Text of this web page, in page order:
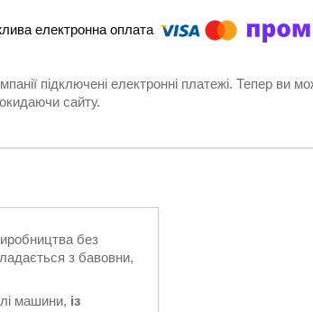
підключені електронні платежі. Тепер ви
сайту.
без
з бавовни,
машини, із